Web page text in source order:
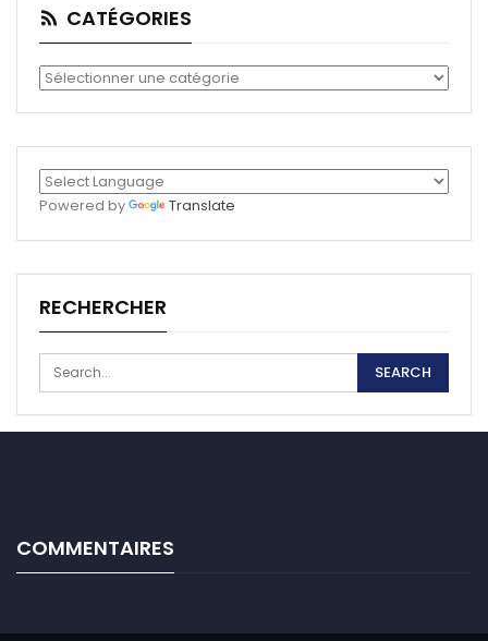
CATÉGORIES
Catégories
Powered by Translate
RECHERCHER
COMMENTAIRES